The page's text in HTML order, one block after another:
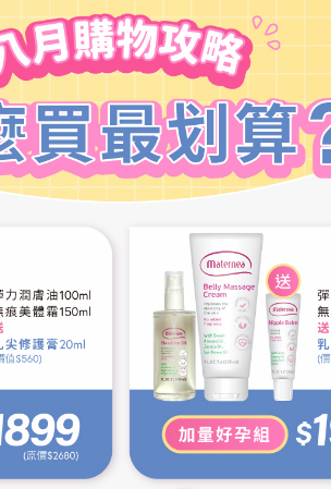
】Probiotics Moisturizing Lotion 120ml
NT$580
NT$650